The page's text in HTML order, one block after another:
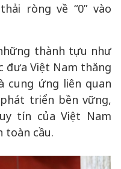
ròng về “0” vào
thành tựu như
đưa Việt Nam thăng
cung ứng liên quan
triển bền vững,
tín của Việt Nam
toàn cầu.